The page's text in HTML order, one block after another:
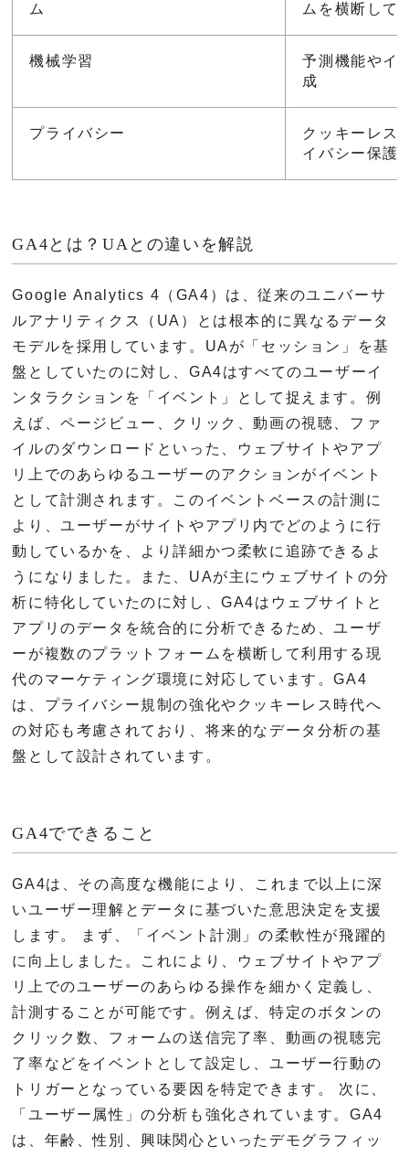
ム
ムを横断して
機械学習
予測機能やイ
成
プライバシー
クッキーレス
イバシー保護
GA4とは？UAとの違いを解説
Google Analytics 4（GA4）は、従来のユニバーサ
ルアナリティクス（UA）とは根本的に異なるデータ
モデルを採用しています。UAが「セッション」を基
盤としていたのに対し、GA4はすべてのユーザーイ
ンタラクションを「イベント」として捉えます。例
えば、ページビュー、クリック、動画の視聴、ファ
イルのダウンロードといった、ウェブサイトやアプ
リ上でのあらゆるユーザーのアクションがイベント
として計測されます。このイベントベースの計測に
より、ユーザーがサイトやアプリ内でどのように行
動しているかを、より詳細かつ柔軟に追跡できるよ
うになりました。また、UAが主にウェブサイトの分
析に特化していたのに対し、GA4はウェブサイトと
アプリのデータを統合的に分析できるため、ユーザ
ーが複数のプラットフォームを横断して利用する現
代のマーケティング環境に対応しています。GA4
は、プライバシー規制の強化やクッキーレス時代へ
の対応も考慮されており、将来的なデータ分析の基
盤として設計されています。
GA4でできること
GA4は、その高度な機能により、これまで以上に深
いユーザー理解とデータに基づいた意思決定を支援
します。 まず、「イベント計測」の柔軟性が飛躍的
に向上しました。これにより、ウェブサイトやアプ
リ上でのユーザーのあらゆる操作を細かく定義し、
計測することが可能です。例えば、特定のボタンの
クリック数、フォームの送信完了率、動画の視聴完
了率などをイベントとして設定し、ユーザー行動の
トリガーとなっている要因を特定できます。 次に、
「ユーザー属性」の分析も強化されています。GA4
は、年齢、性別、興味関心といったデモグラフィッ